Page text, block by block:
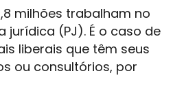
milhões trabalham no
jurídica (PJ). É o caso de
liberais que têm seus
ou consultórios, por